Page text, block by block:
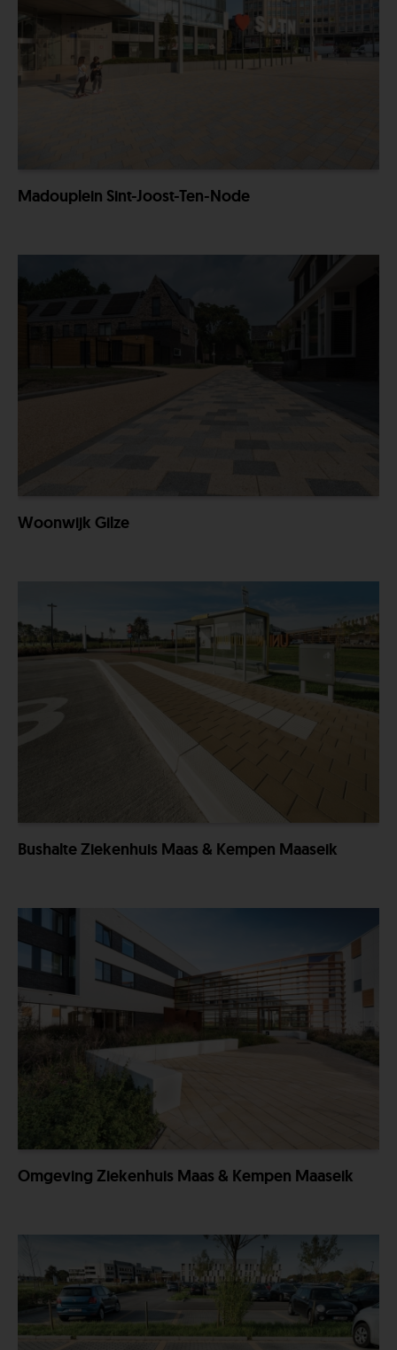
Madouplein Sint-Joost-Ten-Node
Woonwijk Gilze
Bushalte Ziekenhuis Maas & Kempen Maaseik
Omgeving Ziekenhuis Maas & Kempen Maaseik